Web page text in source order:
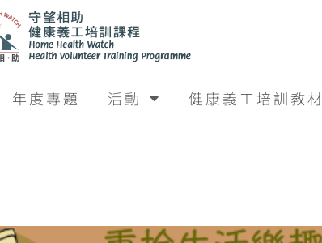
年度專題 活動 健康義工培訓教材